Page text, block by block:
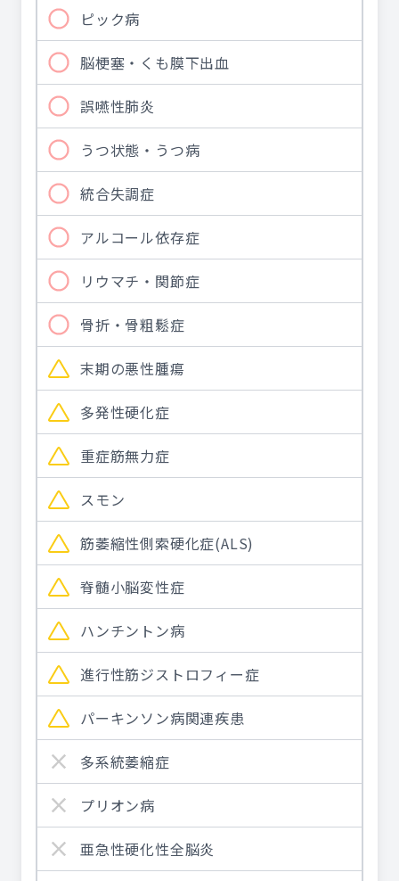
ピック病
脳梗塞・くも膜下出血
誤嚥性肺炎
うつ状態・うつ病
統合失調症
アルコール依存症
リウマチ・関節症
骨折・骨粗鬆症
末期の悪性腫瘍
多発性硬化症
重症筋無力症
スモン
筋萎縮性側索硬化症(ALS)
脊髄小脳変性症
ハンチントン病
進行性筋ジストロフィー症
パーキンソン病関連疾患
多系統萎縮症
プリオン病
亜急性硬化性全脳炎